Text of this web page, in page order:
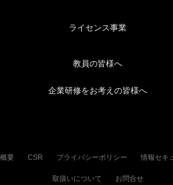
ライセンス事業
教員の皆様へ
企業研修をお考えの皆様へ
要 CSR プライバシーポリシー 情報セキ
取扱いについて お問合せ